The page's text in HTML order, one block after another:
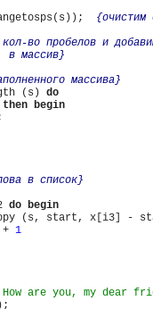
{очистим
во пробелов и
в массив}
массива}
(s) do
then begin
в список}
do begin
(s, start, x[i3] -
+
1
are you, my dear